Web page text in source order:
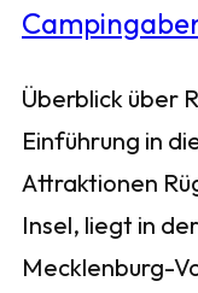
Überblick über
Einführung in
Attraktionen
Insel, liegt in
Mecklenburg-